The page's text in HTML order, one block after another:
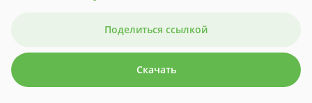
Поделиться ссылкой
Скачать